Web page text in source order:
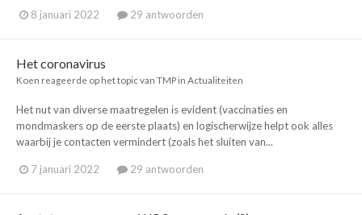
8 januari 2022 29 antwoorden
Het coronavirus
Koen reageerde op het topic van TMP in Actualiteiten
Het nut van diverse maatregelen is evident (vaccinaties en
mondmaskers op de eerste plaats) en logischerwijze helpt ook alles
waarbij je contacten vermindert (zoals het sluiten van...
7 januari 2022 29 antwoorden